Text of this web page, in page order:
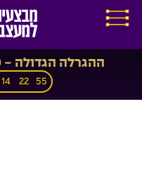
ההגרלה הגדולה - 7500 ₪ לרכישת פונטים!
14 22 54